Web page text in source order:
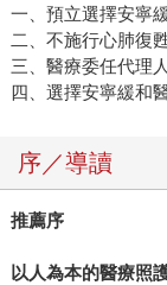
一、預立選擇安寧
二、不施行心肺復
三、醫療委任代理
四、選擇安寧緩和
序／導讀
推薦序
以人為本的醫療照